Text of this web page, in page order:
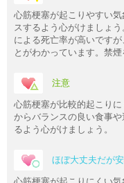
心筋梗塞が起こりやすい
スするよう心がけましょ
による死亡率が高いです
とがわかっています。禁煙
注意
心筋梗塞が比較的起こり
からバランスの良い食事
るよう心がけましょう。
ほぼ大丈夫だが